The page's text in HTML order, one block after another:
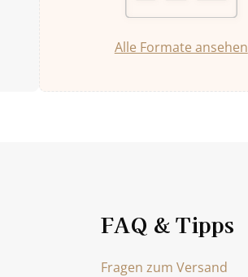
Alle Formate ansehen
FAQ & Tipps
Fragen zum Versand